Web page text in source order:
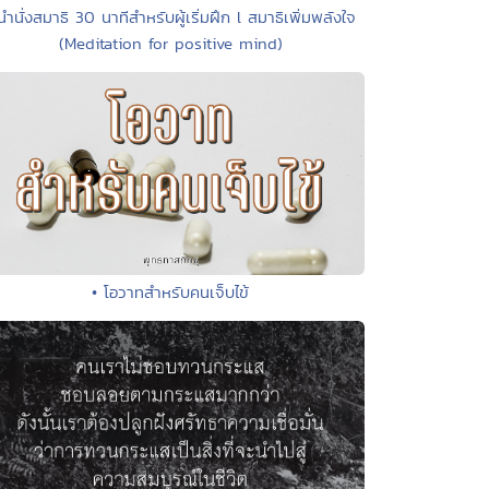
ำนั่งสมาธิ 30 นาทีสำหรับผู้เริ่มฝึก l สมาธิเพิ่มพลังใจ
(Meditation for positive mind)
• โอวาทสำหรับคนเจ็บไข้